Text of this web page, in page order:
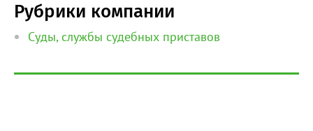
Рубрики компании
Суды, службы судебных приставов